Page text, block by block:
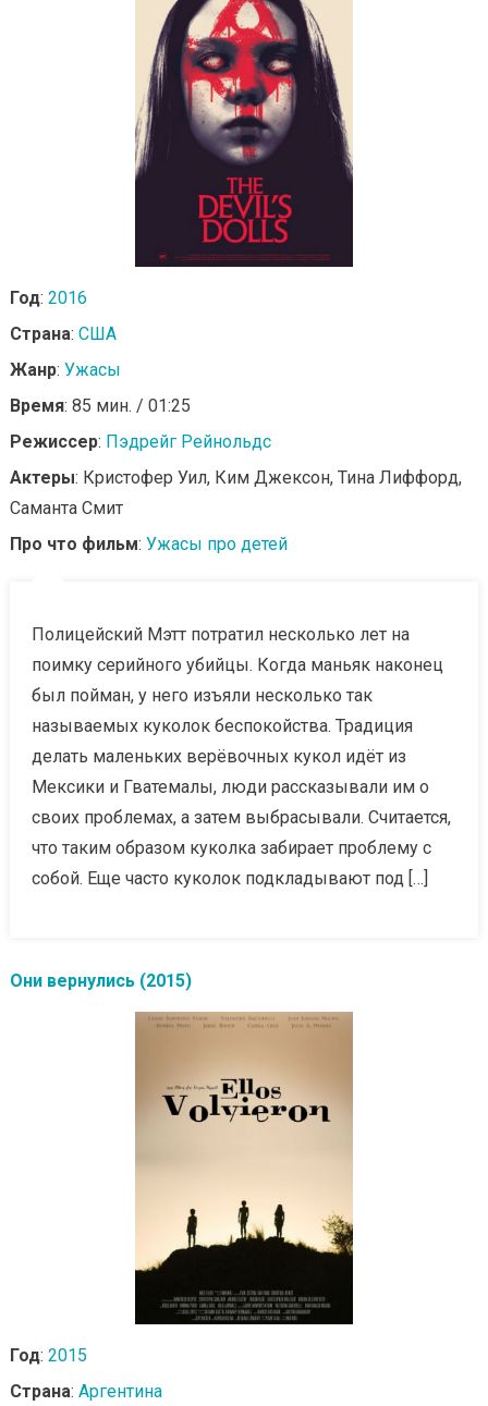
Год: 2016
Страна: США
Жанр: Ужасы
Время: 85 мин. / 01:25
Режиссер: Пэдрейг Рейнольдс
Актеры: Кристофер Уил, Ким Джексон, Тина Лиффорд,
Саманта Смит
Про что фильм: Ужасы про детей
Полицейский Мэтт потратил несколько лет на
поимку серийного убийцы. Когда маньяк наконец
был пойман, у него изъяли несколько так
называемых куколок беспокойства. Традиция
делать маленьких верёвочных кукол идёт из
Мексики и Гватемалы, люди рассказывали им о
своих проблемах, а затем выбрасывали. Считается,
что таким образом куколка забирает проблему с
собой. Еще часто куколок подкладывают под […]
Они вернулись (2015)
Год: 2015
Страна: Аргентина